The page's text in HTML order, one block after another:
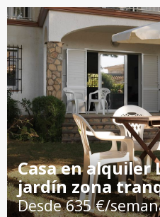
Casa en alquiler
jardín zona
Desde 635 €/